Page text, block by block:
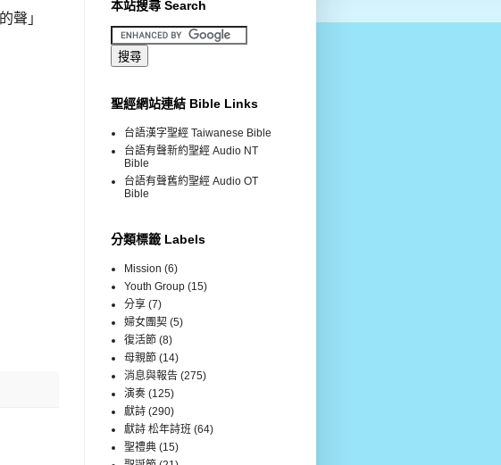
聲」
本站搜尋 Search
聖經網站連結 Bible Links
台語漢字聖經 Taiwanese Bible
台語有聲新約聖經 Audio NT
Bible
台語有聲舊約聖經 Audio OT
Bible
分類標籤 Labels
Mission (6)
Youth Group (15)
分享 (7)
婦女團契 (5)
復活節 (8)
母親節 (14)
消息與報告 (275)
演奏 (125)
獻詩 (290)
獻詩 松年詩班 (64)
聖禮典 (15)